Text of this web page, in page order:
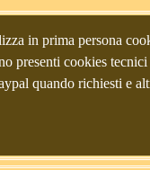
in prima persona
presenti cookies
quando richiesti e